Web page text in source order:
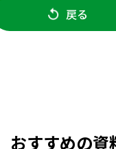
戻る
おすすめの資